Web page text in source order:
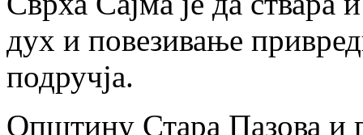
дух и повезивање
подручја.
Општину Стара Пазова и